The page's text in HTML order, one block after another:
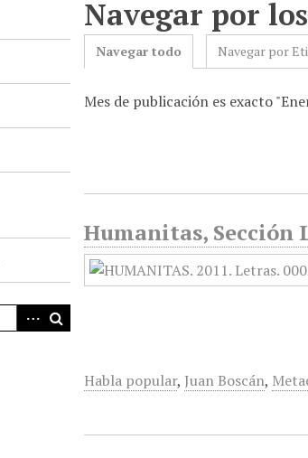
Navegar por
Navegar todo Navegar por
Mes de publicación es exacto
Humanitas, Sección
Habla popular, Juan Boscán,